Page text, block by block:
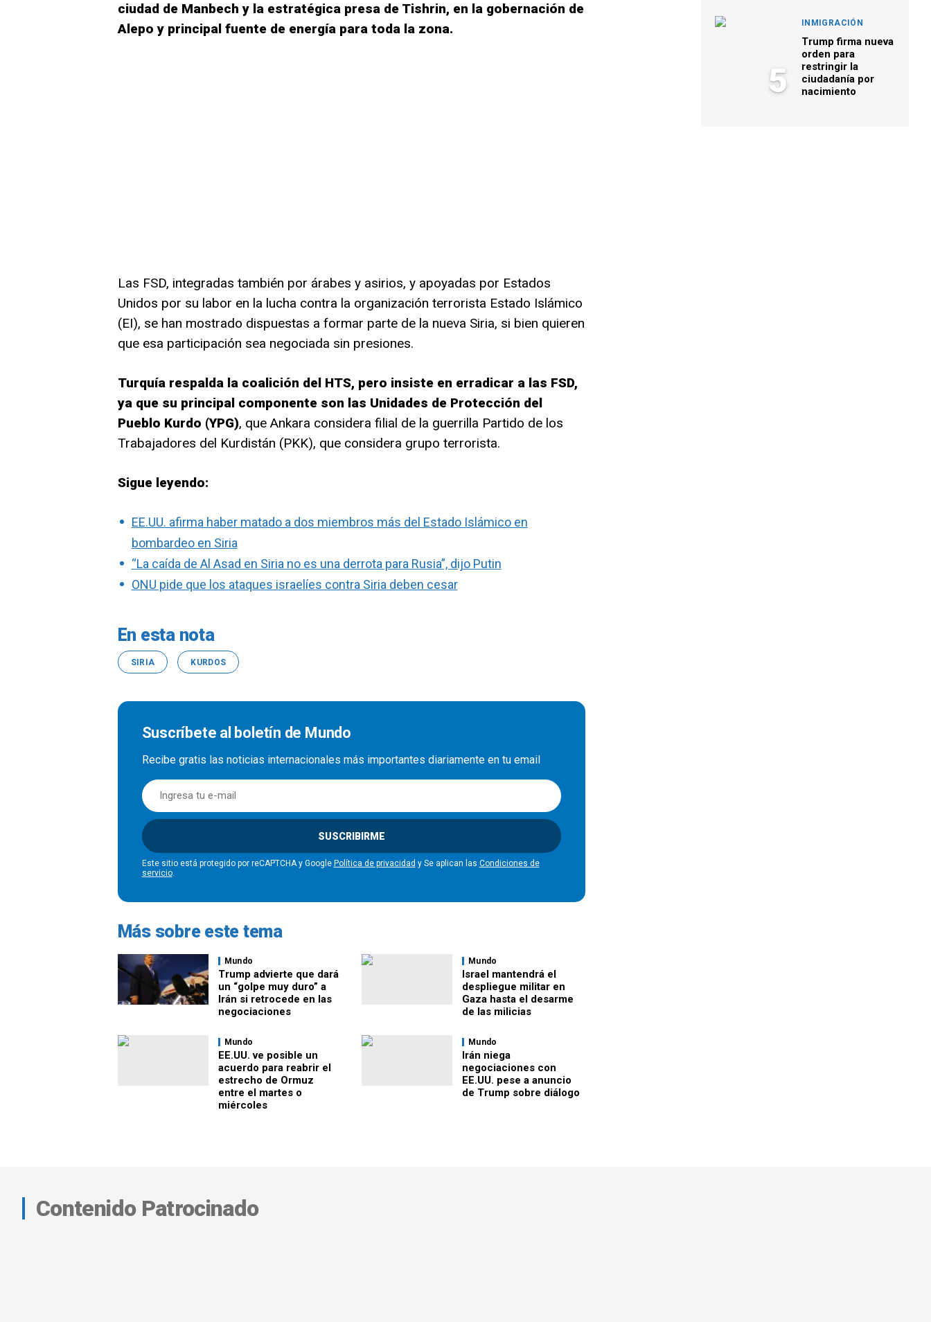
ciudad de Manbech y la estratégica presa de Tishrin, en la gobernación de
Alepo y principal fuente de energía para toda la zona.
Las FSD, integradas también por árabes y asirios, y apoyadas por Estados
Unidos por su labor en la lucha contra la organización terrorista Estado Islámico
(EI), se han mostrado dispuestas a formar parte de la nueva Siria, si bien quieren
que esa participación sea negociada sin presiones.
Turquía respalda la coalición del HTS, pero insiste en erradicar a las FSD,
ya que su principal componente son las Unidades de Protección del
Pueblo Kurdo (YPG), que Ankara considera filial de la guerrilla Partido de los
Trabajadores del Kurdistán (PKK), que considera grupo terrorista.
Sigue leyendo:
EE.UU. afirma haber matado a dos miembros más del Estado Islámico en
bombardeo en Siria
“La caída de Al Asad en Siria no es una derrota para Rusia”, dijo Putin
ONU pide que los ataques israelíes contra Siria deben cesar
En esta nota
SIRIA KURDOS
Suscríbete al boletín de Mundo
Recibe gratis las noticias internacionales más importantes diariamente en tu email
SUSCRIBIRME
Este sitio está protegido por reCAPTCHA y Google Política de privacidad y Se aplican las Condiciones de
servicio.
Más sobre este tema
Mundo
Trump advierte que dará
un “golpe muy duro” a
Irán si retrocede en las
negociaciones
Mundo
Israel mantendrá el
despliegue militar en
Gaza hasta el desarme
de las milicias
Mundo
EE.UU. ve posible un
acuerdo para reabrir el
estrecho de Ormuz
entre el martes o
miércoles
Mundo
Irán niega
negociaciones con
EE.UU. pese a anuncio
de Trump sobre diálogo
5
INMIGRACIÓN
Trump firma nueva
orden para
restringir la
ciudadanía por
nacimiento
Contenido Patrocinado